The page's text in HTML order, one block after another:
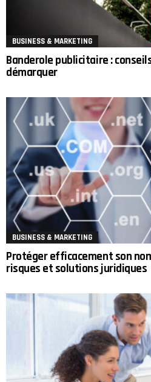
BUSINESS & MARKETING
Banderole publicitaire :
démarquer
BUSINESS & MARKETING
Protéger efficacement son
risques et solutions juridiques